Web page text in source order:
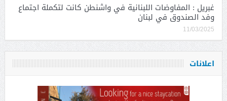
غبريل : المفاوضات اللبنانية في واشنطن كانت لتكملة اجتماع
وفد الصندوق في لبنان
11/03/2025
اعلانات